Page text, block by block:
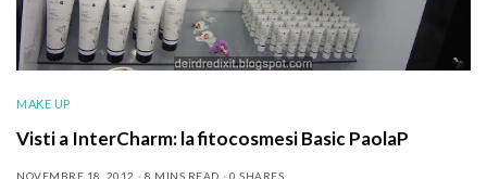
MAKE UP
Visti a InterCharm: la fitocosmesi Basic PaolaP
NOVEMBRE 18, 2012 8 MINS READ 0 SHARES